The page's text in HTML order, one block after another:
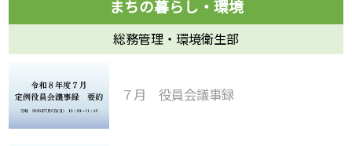
総務管理・環境衛生部
７月 役員会議事録